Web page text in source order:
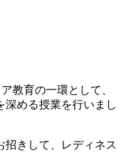
教育の一環として、
深める授業を行いまし
招きして、レディネス